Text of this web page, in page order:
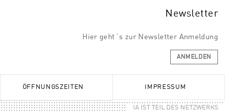
Newsletter
Hier geht´s zur Newsletter Anmeldung
ANMELDEN
ÖFFNUNGSZEITEN IMPRESSUM
IA IST TEIL DES NETZWERKS